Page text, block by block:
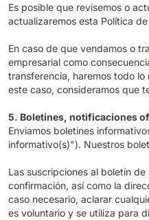
Es posible que revisemos o
actualizaremos esta Política
En caso de que vendamos o
empresarial como
transferencia, haremos todo
este caso, consideramos que
5. Boletines, notificaciones
Enviamos boletines
informativo(s)"). Nuestros
Las suscripciones al boletín
confirmación, así como la
caso necesario, aclarar
es voluntario y se utiliza para